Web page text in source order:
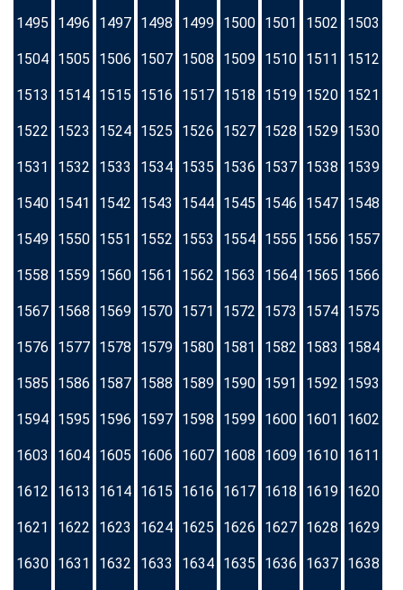
1495 1496 1497 1498 1499 1500 1501 1502 1503
1504 1505 1506 1507 1508 1509 1510 1511 1512
1513 1514 1515 1516 1517 1518 1519 1520 1521
1522 1523 1524 1525 1526 1527 1528 1529 1530
1531 1532 1533 1534 1535 1536 1537 1538 1539
1540 1541 1542 1543 1544 1545 1546 1547 1548
1549 1550 1551 1552 1553 1554 1555 1556 1557
1558 1559 1560 1561 1562 1563 1564 1565 1566
1567 1568 1569 1570 1571 1572 1573 1574 1575
1576 1577 1578 1579 1580 1581 1582 1583 1584
1585 1586 1587 1588 1589 1590 1591 1592 1593
1594 1595 1596 1597 1598 1599 1600 1601 1602
1603 1604 1605 1606 1607 1608 1609 1610 1611
1612 1613 1614 1615 1616 1617 1618 1619 1620
1621 1622 1623 1624 1625 1626 1627 1628 1629
1630 1631 1632 1633 1634 1635 1636 1637 1638